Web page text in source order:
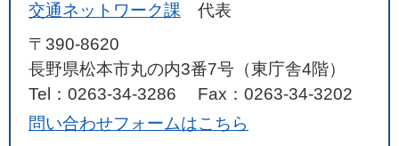
交通ネットワーク課
代表
〒390-8620
長野県松本市丸の内3番7号（東庁舎4階）
Tel：0263-34-3286
Fax：0263-34-3202
問い合わせフォームはこちら